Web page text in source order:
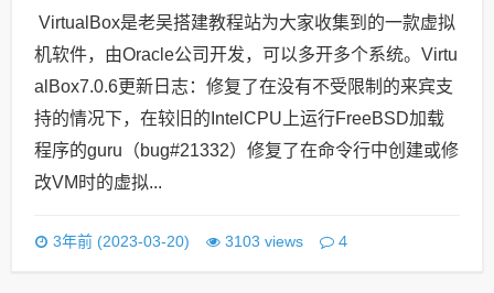
VirtualBox是老吴搭建教程站为大家收集到的一款虚拟
机软件，由Oracle公司开发，可以多开多个系统。Virtu
alBox7.0.6更新日志：修复了在没有不受限制的来宾支
持的情况下，在较旧的IntelCPU上运行FreeBSD加载
程序的guru（bug#21332）修复了在命令行中创建或修
改VM时的虚拟...
3年前 (2023-03-20) 3103 views 4